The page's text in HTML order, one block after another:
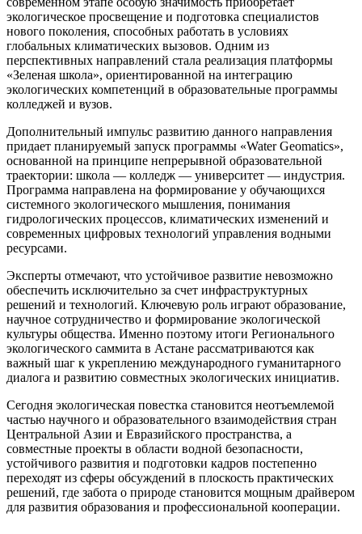
экологическое просвещение и подготовка специалистов
нового поколения, способных работать в условиях
глобальных климатических вызовов. Одним из
перспективных направлений стала реализация платформы
«Зеленая школа», ориентированной на интеграцию
экологических компетенций в образовательные программы
колледжей и вузов.
Дополнительный импульс развитию данного направления
придает планируемый запуск программы «Water Geomatics»,
основанной на принципе непрерывной образовательной
траектории: школа — колледж — университет — индустрия.
Программа направлена на формирование у обучающихся
системного экологического мышления, понимания
гидрологических процессов, климатических изменений и
современных цифровых технологий управления водными
ресурсами.
Эксперты отмечают, что устойчивое развитие невозможно
обеспечить исключительно за счет инфраструктурных
решений и технологий. Ключевую роль играют образование,
научное сотрудничество и формирование экологической
культуры общества. Именно поэтому итоги Регионального
экологического саммита в Астане рассматриваются как
важный шаг к укреплению международного гуманитарного
диалога и развитию совместных экологических инициатив.
Сегодня экологическая повестка становится неотъемлемой
частью научного и образовательного взаимодействия стран
Центральной Азии и Евразийского пространства, а
совместные проекты в области водной безопасности,
устойчивого развития и подготовки кадров постепенно
переходят из сферы обсуждений в плоскость практических
решений, где забота о природе становится мощным драйвером
для развития образования и профессиональной кооперации.